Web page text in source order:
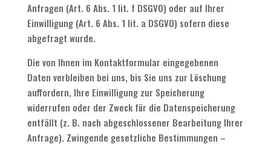
Anfragen (Art. 6 Abs. 1 lit. f DSGVO) oder auf Ihrer
Einwilligung (Art. 6 Abs. 1 lit. a DSGVO) sofern diese
abgefragt wurde.
Die von Ihnen im Kontaktformular eingegebenen
Daten verbleiben bei uns, bis Sie uns zur Löschung
auffordern, Ihre Einwilligung zur Speicherung
widerrufen oder der Zweck für die Datenspeicherung
entfällt (z. B. nach abgeschlossener Bearbeitung Ihrer
Anfrage). Zwingende gesetzliche Bestimmungen –